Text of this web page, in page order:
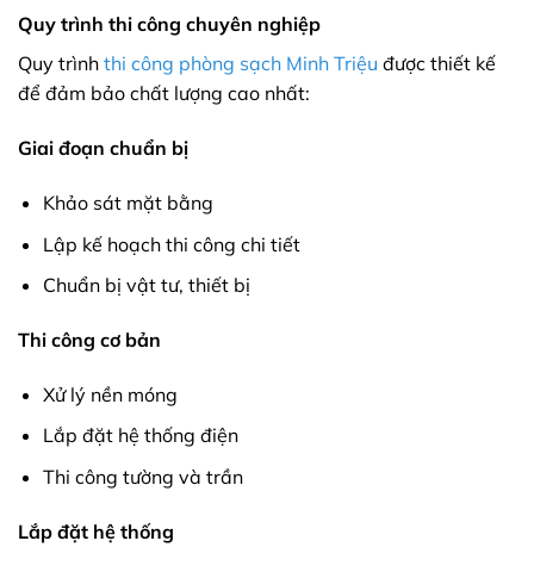
Quy trình thi công chuyên nghiệp
Quy trình thi công phòng sạch Minh Triệu được thiết kế
để đảm bảo chất lượng cao nhất:
Giai đoạn chuẩn bị
Khảo sát mặt bằng
Lập kế hoạch thi công chi tiết
Chuẩn bị vật tư, thiết bị
Thi công cơ bản
Xử lý nền móng
Lắp đặt hệ thống điện
Thi công tường và trần
Lắp đặt hệ thống